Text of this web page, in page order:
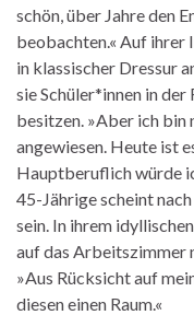
schön, über Jahre den
beobachten.« Auf
in klassischer Dressur
sie Schüler*innen in der
besitzen. »Aber ich bin
angewiesen. Heute ist
Hauptberuflich würde
45-Jährige scheint
sein. In ihrem
auf das Arbeitszimmer
»Aus Rücksicht auf
diesen einen Raum.«